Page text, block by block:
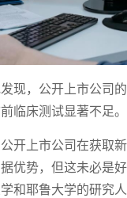
现，公开上市公司
临床测试显著不足。
开上市公司在获取
优势，但这未必是
和耶鲁大学的研究